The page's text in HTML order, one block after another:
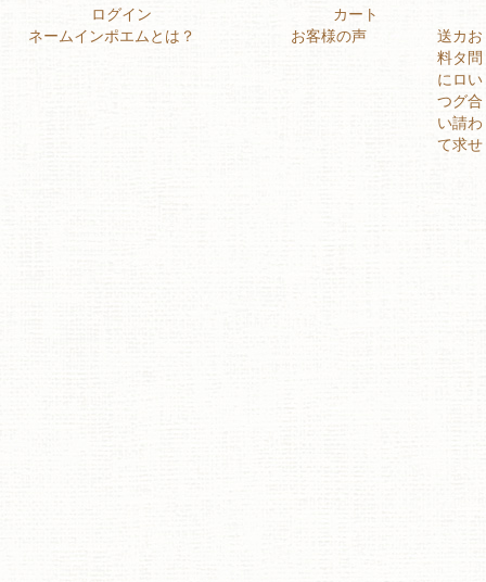
ログイン
カート
ネームインポエムとは？
お客様の声
送
料
に
つ
い
て
カ
タ
ロ
グ
請
求
お
問
い
合
わ
せ